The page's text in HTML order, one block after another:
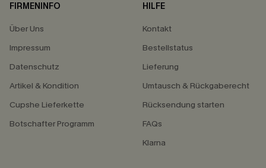
FIRMENINFO
Über Uns
Impressum
Datenschutz
Artikel & Kondition
Cupshe Lieferkette
Botschafter Programm
HILFE
Kontakt
Bestellstatus
Lieferung
Umtausch & Rückgaberecht
Rücksendung starten
FAQs
Klarna